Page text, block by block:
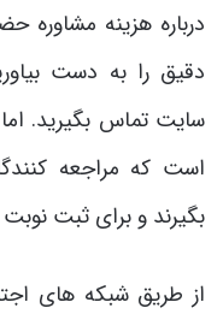
درباره هزینه مشاوره
دقیق را به دست
سایت تماس بگیرید.
است که مراجعه
بگیرند و برای ثبت
از طریق شبکه ‌های